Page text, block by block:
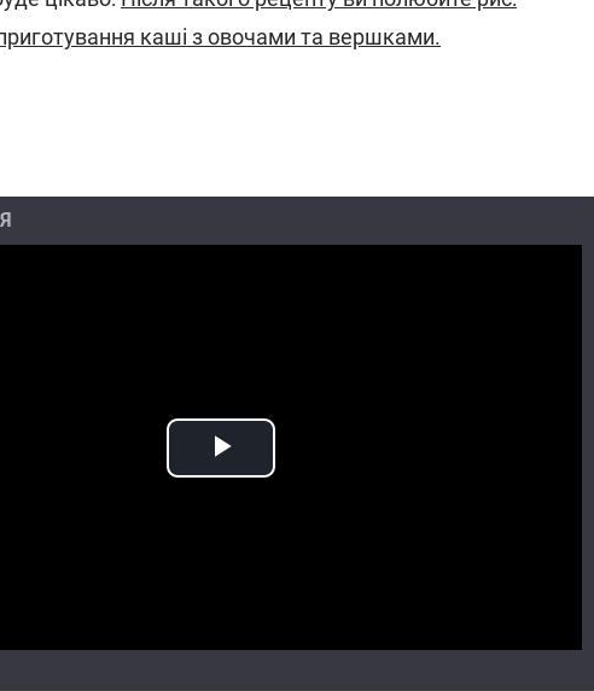
каші з овочами та вершками.